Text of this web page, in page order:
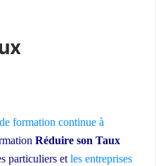
formation continue à
Réduire son Taux
particuliers et les entreprises